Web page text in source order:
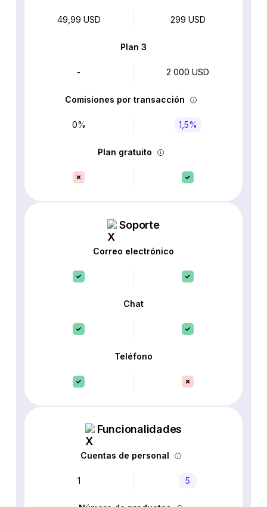
49,99 USD 299 USD
Plan 3
- 2 000 USD
Comisiones por transacción
0% 1,5%
Plan gratuito
Soporte
Correo electrónico
Chat
Teléfono
Funcionalidades
Cuentas de personal
1 5